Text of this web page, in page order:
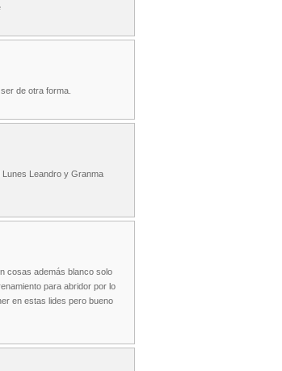
de otra forma.
Leandro y Granma
cosas además blanco solo
para abridor por lo
en estas lides pero bueno